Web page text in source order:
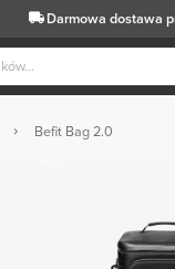
Darmowa dostawa
Befit Bag 2.0